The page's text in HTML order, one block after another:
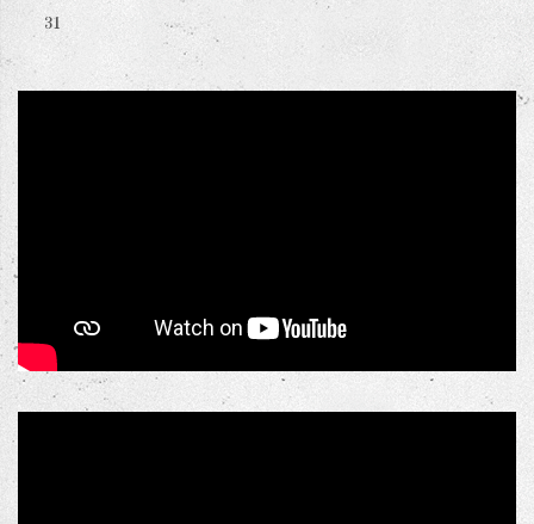
31